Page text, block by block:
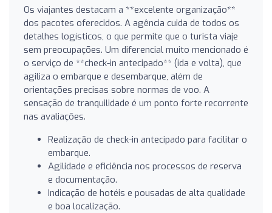
Os viajantes destacam a **excelente organização**
dos pacotes oferecidos. A agência cuida de todos os
detalhes logísticos, o que permite que o turista viaje
sem preocupações. Um diferencial muito mencionado é
o serviço de **check-in antecipado** (ida e volta), que
agiliza o embarque e desembarque, além de
orientações precisas sobre normas de voo. A
sensação de tranquilidade é um ponto forte recorrente
nas avaliações.
Realização de check-in antecipado para facilitar o
embarque.
Agilidade e eficiência nos processos de reserva
e documentação.
Indicação de hotéis e pousadas de alta qualidade
e boa localização.